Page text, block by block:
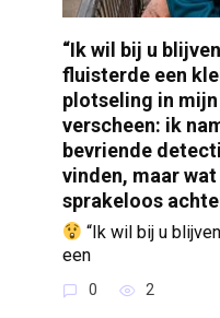
“Ik wil bij u
fluisterde een
plotseling in
verscheen: ik
bevriende
vinden, maar
sprakeloos
“Ik wil bij u
een
0 2